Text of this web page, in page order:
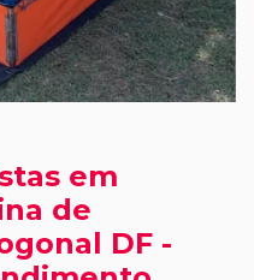
em
de
DF -